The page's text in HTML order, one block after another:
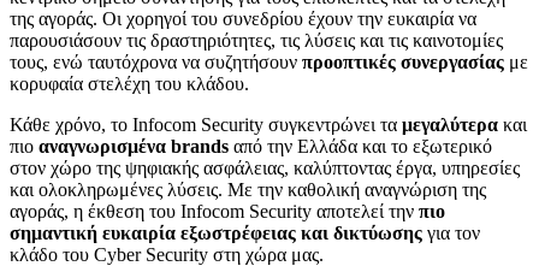
της αγοράς. Οι χορηγοί του συνεδρίου έχουν την ευκαιρία να
παρουσιάσουν τις δραστηριότητες, τις λύσεις και τις καινοτομίες
τους, ενώ ταυτόχρονα να συζητήσουν προοπτικές συνεργασίας με
κορυφαία στελέχη του κλάδου.
Κάθε χρόνο, το Infocom Security συγκεντρώνει τα μεγαλύτερα και
πιο αναγνωρισμένα brands από την Ελλάδα και το εξωτερικό
στον χώρο της ψηφιακής ασφάλειας, καλύπτοντας έργα, υπηρεσίες
και ολοκληρωμένες λύσεις. Με την καθολική αναγνώριση της
αγοράς, η έκθεση του Infocom Security αποτελεί την πιο
σημαντική ευκαιρία εξωστρέφειας και δικτύωσης για τον
κλάδο του Cyber Security στη χώρα μας.